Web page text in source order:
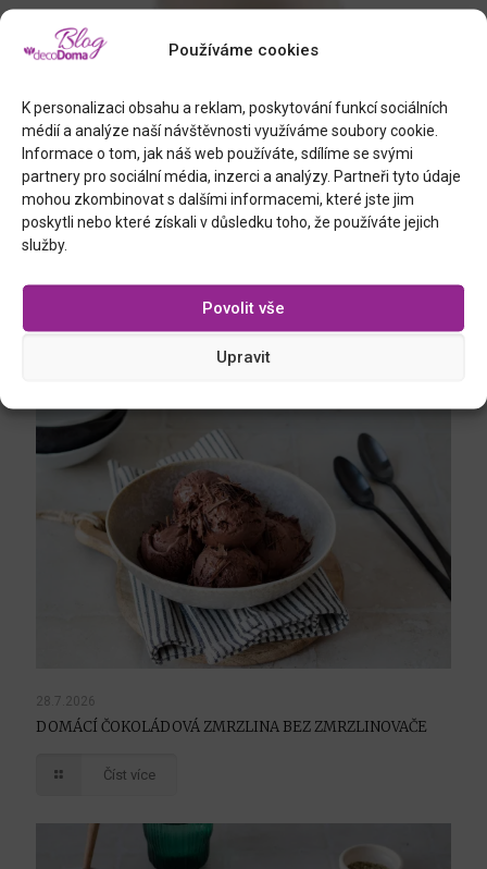
Používáme cookies
K personalizaci obsahu a reklam, poskytování funkcí sociálních
médií a analýze naší návštěvnosti využíváme soubory cookie.
Informace o tom, jak náš web používáte, sdílíme se svými
partnery pro sociální média, inzerci a analýzy. Partneři tyto údaje
mohou zkombinovat s dalšími informacemi, které jste jim
poskytli nebo které získali v důsledku toho, že používáte jejich
služby.
Povolit vše
Upravit
čaji.
28.7.2026
DOMÁCÍ ČOKOLÁDOVÁ ZMRZLINA BEZ ZMRZLINOVAČE
Číst více